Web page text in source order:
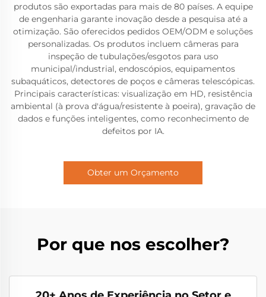
produtos são exportadas para mais de 80 países. A equipe
de engenharia garante inovação desde a pesquisa até a
otimização. São oferecidos pedidos OEM/ODM e soluções
personalizadas. Os produtos incluem câmeras para
inspeção de tubulações/esgotos para uso
municipal/industrial, endoscópios, equipamentos
subaquáticos, detectores de poços e câmeras telescópicas.
Principais características: visualização em HD, resistência
ambiental (à prova d'água/resistente à poeira), gravação de
dados e funções inteligentes, como reconhecimento de
defeitos por IA.
Obter um Orçamento
Por que nos escolher?